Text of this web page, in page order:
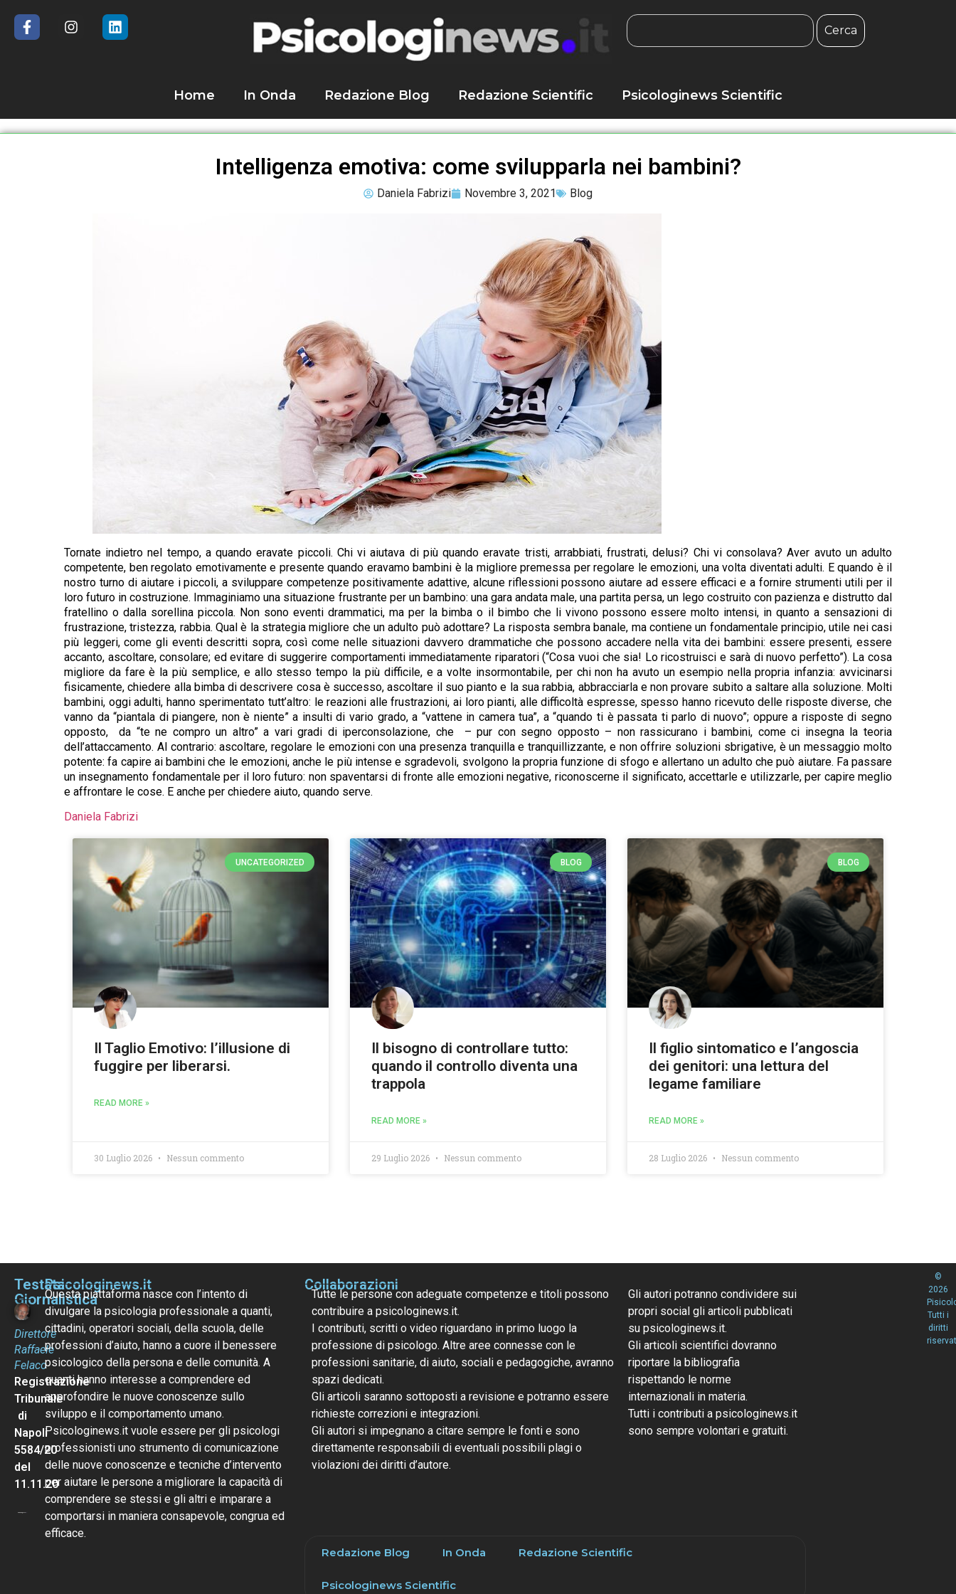
Cerca
Home In Onda Redazione Blog Redazione Scientific Psicologinews Scientific
Intelligenza emotiva: come svilupparla nei bambini?
Daniela Fabrizi Novembre 3, 2021 Blog
Tornate indietro nel tempo, a quando eravate piccoli. Chi vi aiutava di più quando eravate tristi, arrabbiati, frustrati, delusi? Chi vi consolava? Aver avuto un adulto
competente, ben regolato emotivamente e presente quando eravamo bambini è la migliore premessa per regolare le emozioni, una volta diventati adulti. E quando è il
nostro turno di aiutare i piccoli, a sviluppare competenze positivamente adattive, alcune riflessioni possono aiutare ad essere efficaci e a fornire strumenti utili per il
loro futuro in costruzione. Immaginiamo una situazione frustrante per un bambino: una gara andata male, una partita persa, un lego costruito con pazienza e distrutto dal
fratellino o dalla sorellina piccola. Non sono eventi drammatici, ma per la bimba o il bimbo che li vivono possono essere molto intensi, in quanto a sensazioni di
frustrazione, tristezza, rabbia. Qual è la strategia migliore che un adulto può adottare? La risposta sembra banale, ma contiene un fondamentale principio, utile nei casi
più leggeri, come gli eventi descritti sopra, così come nelle situazioni davvero drammatiche che possono accadere nella vita dei bambini: essere presenti, essere
accanto, ascoltare, consolare; ed evitare di suggerire comportamenti immediatamente riparatori (“Cosa vuoi che sia! Lo ricostruisci e sarà di nuovo perfetto”). La cosa
migliore da fare è la più semplice, e allo stesso tempo la più difficile, e a volte insormontabile, per chi non ha avuto un esempio nella propria infanzia: avvicinarsi
fisicamente, chiedere alla bimba di descrivere cosa è successo, ascoltare il suo pianto e la sua rabbia, abbracciarla e non provare subito a saltare alla soluzione. Molti
bambini, oggi adulti, hanno sperimentato tutt’altro: le reazioni alle frustrazioni, ai loro pianti, alle difficoltà espresse, spesso hanno ricevuto delle risposte diverse, che
vanno da “piantala di piangere, non è niente” a insulti di vario grado, a “vattene in camera tua”, a “quando ti è passata ti parlo di nuovo”; oppure a risposte di segno
opposto, da “te ne compro un altro” a vari gradi di iperconsolazione, che – pur con segno opposto – non rassicurano i bambini, come ci insegna la teoria
dell’attaccamento. Al contrario: ascoltare, regolare le emozioni con una presenza tranquilla e tranquillizzante, e non offrire soluzioni sbrigative, è un messaggio molto
potente: fa capire ai bambini che le emozioni, anche le più intense e sgradevoli, svolgono la propria funzione di sfogo e allertano un adulto che può aiutare. Fa passare
un insegnamento fondamentale per il loro futuro: non spaventarsi di fronte alle emozioni negative, riconoscerne il significato, accettarle e utilizzarle, per capire meglio
e affrontare le cose. E anche per chiedere aiuto, quando serve.
Daniela Fabrizi
UNCATEGORIZED
Il Taglio Emotivo: l’illusione di
fuggire per liberarsi.
READ MORE »
30 Luglio 2026 Nessun commento
BLOG
Il bisogno di controllare tutto:
quando il controllo diventa una
trappola
READ MORE »
29 Luglio 2026 Nessun commento
BLOG
Il figlio sintomatico e l’angoscia
dei genitori: una lettura del
legame familiare
READ MORE »
28 Luglio 2026 Nessun commento
Testata
Giornalistica
Direttore
Raffaele
Felaco
Registrazione
Tribunale
di
Napoli
5584/20
del
11.11.20
Psicologinews.it
Questa piattaforma nasce con l’intento di
divulgare la psicologia professionale a quanti,
cittadini, operatori sociali, della scuola, delle
professioni d’aiuto, hanno a cuore il benessere
psicologico della persona e delle comunità. A
quanti hanno interesse a comprendere ed
approfondire le nuove conoscenze sullo
sviluppo e il comportamento umano.
Psicologinews.it vuole essere per gli psicologi
professionisti uno strumento di comunicazione
delle nuove conoscenze e tecniche d’intervento
per aiutare le persone a migliorare la capacità di
comprendere se stessi e gli altri e imparare a
comportarsi in maniera consapevole, congrua ed
efficace.
Collaborazioni
Tutte le persone con adeguate competenze e titoli possono
contribuire a psicologinews.it.
I contributi, scritti o video riguardano in primo luogo la
professione di psicologo. Altre aree connesse con le
professioni sanitarie, di aiuto, sociali e pedagogiche, avranno
spazi dedicati.
Gli articoli saranno sottoposti a revisione e potranno essere
richieste correzioni e integrazioni.
Gli autori si impegnano a citare sempre le fonti e sono
direttamente responsabili di eventuali possibili plagi o
violazioni dei diritti d’autore.
Gli autori potranno condividere sui
propri social gli articoli pubblicati
su psicologinews.it.
Gli articoli scientifici dovranno
riportare la bibliografia
rispettando le norme
internazionali in materia.
Tutti i contributi a psicologinews.it
sono sempre volontari e gratuiti.
Redazione Blog In Onda Redazione Scientific
Psicologinews Scientific
©
2026
Tutti i
diritti